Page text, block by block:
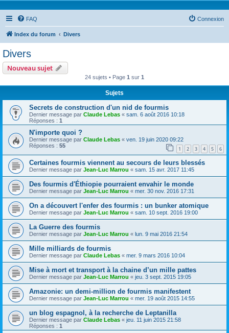
FAQ Connexion
Index du forum Divers
Divers
Nouveau sujet
24 sujets • Page 1 sur 1
Sujets
Secrets de construction d'un nid de fourmis
Dernier message par Claude Lebas « sam. 6 août 2016 10:18
Réponses : 1
N'importe quoi ?
Dernier message par Claude Lebas « ven. 19 juin 2020 09:22
Réponses : 55 1 2 3 4 5 6
Certaines fourmis viennent au secours de leurs blessés
Dernier message par Jean-Luc Marrou « sam. 15 avr. 2017 11:45
Des fourmis d'Éthiopie pourraient envahir le monde
Dernier message par Jean-Luc Marrou « mer. 30 nov. 2016 17:31
On a découvert l'enfer des fourmis : un bunker atomique
Dernier message par Jean-Luc Marrou « sam. 10 sept. 2016 19:00
La Guerre des fourmis
Dernier message par Jean-Luc Marrou « lun. 9 mai 2016 21:54
Mille milliards de fourmis
Dernier message par Claude Lebas « mer. 9 mars 2016 10:04
Mise à mort et transport à la chaine d’un mille pattes
Dernier message par Jean-Luc Marrou « jeu. 3 sept. 2015 19:05
Amazonie: un demi-million de fourmis manifestent
Dernier message par Jean-Luc Marrou « mer. 19 août 2015 14:55
un blog espagnol, à la recherche de Leptanilla
Dernier message par Claude Lebas « jeu. 11 juin 2015 21:58
Réponses : 1